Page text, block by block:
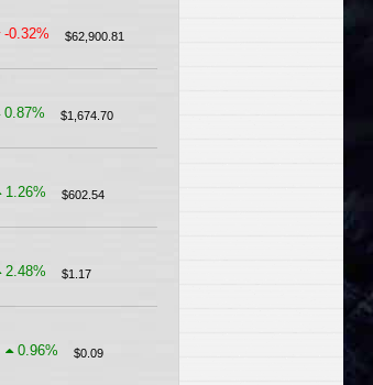
$62,900.81
-0.32%
$1,674.70
0.87%
$602.54
1.26%
$1.17
2.48%
$0.09
0.96%